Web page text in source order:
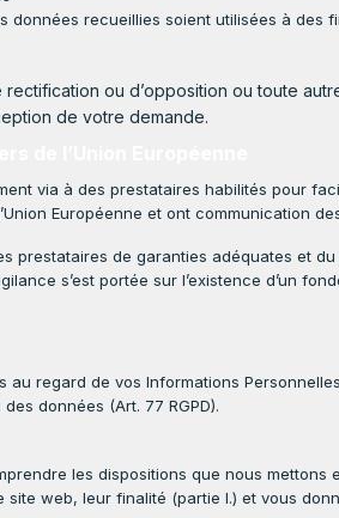
recueillies soient utilisées à des
ou d’opposition ou toute
de votre demande.
via à des prestataires habilités pour
Européenne et ont communication
prestataires de garanties adéquates et
s’est portée sur l’existence d’un
regard de vos Informations
données (Art. 77 RGPD).
les dispositions que nous
web, leur finalité (partie I.) et vous